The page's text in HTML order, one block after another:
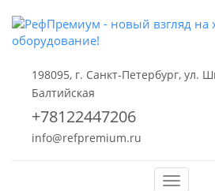
198095, г. Санкт-Петербург, ул.
Балтийская
+78122447206
info@refpremium.ru
Меню